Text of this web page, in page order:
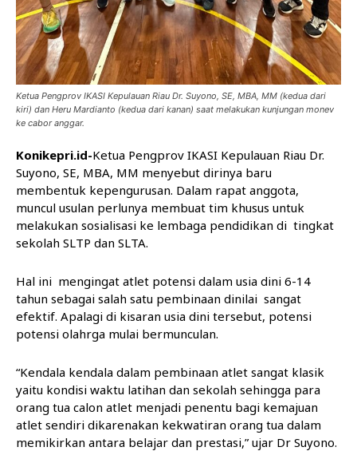
Ketua Pengprov IKASI Kepulauan Riau Dr. Suyono, SE, MBA, MM (kedua dari
kiri) dan Heru Mardianto (kedua dari kanan) saat melakukan kunjungan monev
ke cabor anggar.
Konikepri.id-Ketua Pengprov IKASI Kepulauan Riau Dr.
Suyono, SE, MBA, MM menyebut dirinya baru
membentuk kepengurusan. Dalam rapat anggota,
muncul usulan perlunya membuat tim khusus untuk
melakukan sosialisasi ke lembaga pendidikan di tingkat
sekolah SLTP dan SLTA.
Hal ini mengingat atlet potensi dalam usia dini 6-14
tahun sebagai salah satu pembinaan dinilai sangat
efektif. Apalagi di kisaran usia dini tersebut, potensi
potensi olahrga mulai bermunculan.
“Kendala kendala dalam pembinaan atlet sangat klasik
yaitu kondisi waktu latihan dan sekolah sehingga para
orang tua calon atlet menjadi penentu bagi kemajuan
atlet sendiri dikarenakan kekwatiran orang tua dalam
memikirkan antara belajar dan prestasi,” ujar Dr Suyono.